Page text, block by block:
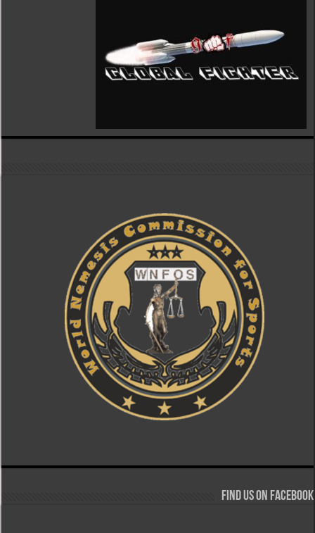
Find us on Facebook